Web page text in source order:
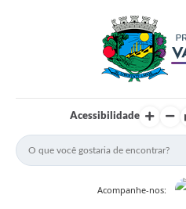
Acessibilidade
Acompanhe-nos: